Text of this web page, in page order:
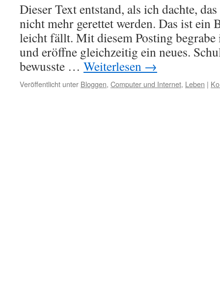
Dieser Text entstand, als ich dachte,
nicht mehr gerettet werden. Das ist ein
leicht fällt. Mit diesem Posting
und eröffne gleichzeitig ein neues.
bewusste … Weiterlesen →
Veröffentlicht unter Bloggen, Computer und Internet, Leben |